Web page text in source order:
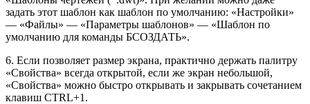
задать этот шаблон как шаблон по умолчанию: «Настройки»
— «Файлы» — «Параметры шаблонов» — «Шаблон по
умолчанию для команды БСОЗДАТЬ».
6. Если позволяет размер экрана, практично держать палитру
«Свойства» всегда открытой, если же экран небольшой,
«Свойства» можно быстро открывать и закрывать сочетанием
клавиш CTRL+1.